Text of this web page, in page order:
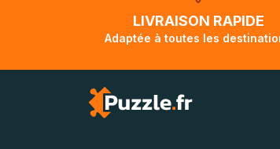
LIVRAISON RAPIDE
Adaptée à toutes les